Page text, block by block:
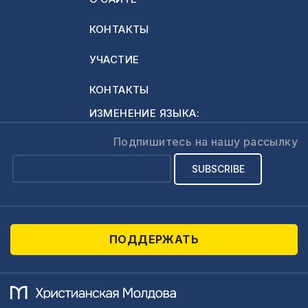
социальные сети
"Как христианину
технологии" на
русском языке
https://gumroad.com/l/EamCk
"Освобождение от
страха" онлайн по
osvobozhdenie-ot-
КОНТАКТЫ
УЧАСТИЕ
КОНТАКТЫ
ИЗМЕНЕНИЕ ЯЗЫКА:
Подпишитесь на нашу рассылку
ПОДДЕРЖАТЬ